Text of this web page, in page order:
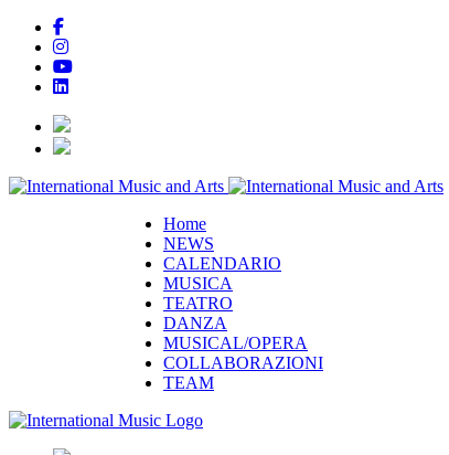
Home
NEWS
CALENDARIO
MUSICA
TEATRO
DANZA
MUSICAL/OPERA
COLLABORAZIONI
TEAM